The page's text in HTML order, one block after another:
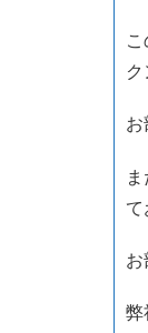
お
て
お
弊